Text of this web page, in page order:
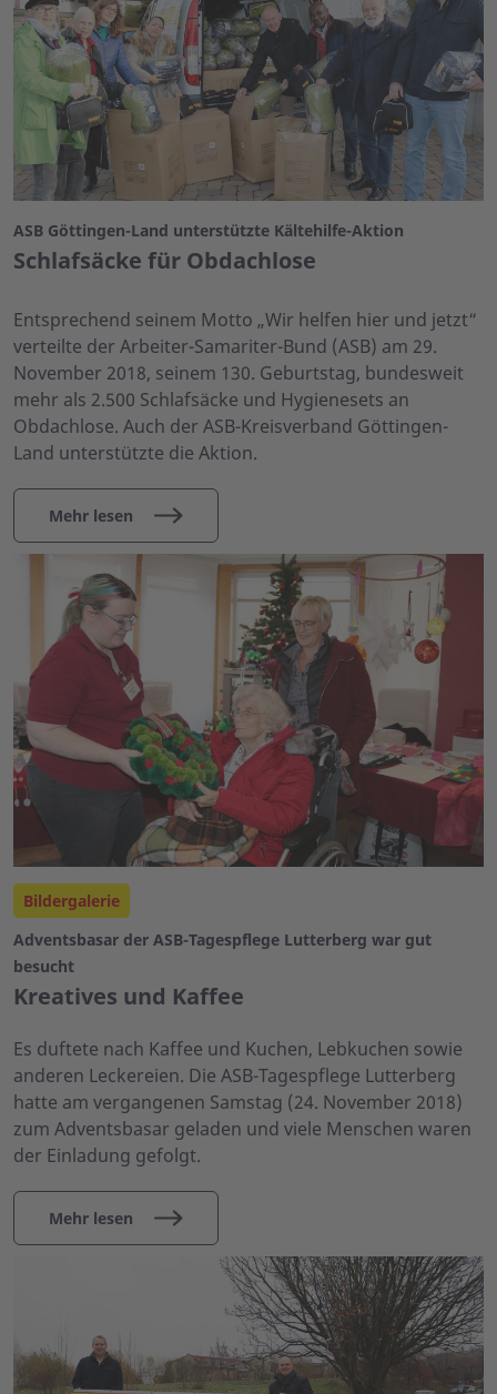
ASB Göttingen-Land unterstützte Kältehilfe-Aktion
Schlafsäcke für Obdachlose
Entsprechend seinem Motto „Wir helfen hier und jetzt“
verteilte der Arbeiter-Samariter-Bund (ASB) am 29.
November 2018, seinem 130. Geburtstag, bundesweit
mehr als 2.500 Schlafsäcke und Hygienesets an
Obdachlose. Auch der ASB-Kreisverband Göttingen-
Land unterstützte die Aktion.
Mehr lesen
Bildergalerie
Adventsbasar der ASB-Tagespflege Lutterberg war gut
besucht
Kreatives und Kaffee
Es duftete nach Kaffee und Kuchen, Lebkuchen sowie
anderen Leckereien. Die ASB-Tagespflege Lutterberg
hatte am vergangenen Samstag (24. November 2018)
zum Adventsbasar geladen und viele Menschen waren
der Einladung gefolgt.
Mehr lesen